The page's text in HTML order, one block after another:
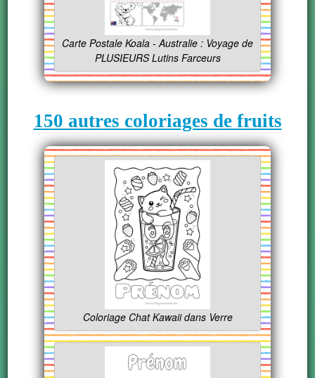
Carte Postale Koala - Australie : Voyage de
PLUSIEURS Lutins Farceurs
150 autres coloriages de fruits
Coloriage Chat Kawaii dans Verre